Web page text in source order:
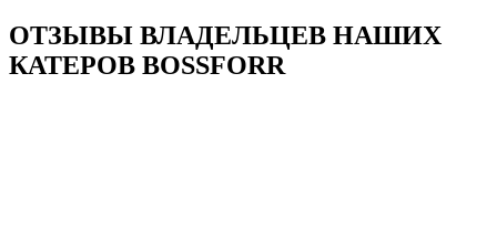
ОТЗЫВЫ ВЛАДЕЛЬЦЕВ НАШИХ
КАТЕРОВ BOSSFORR